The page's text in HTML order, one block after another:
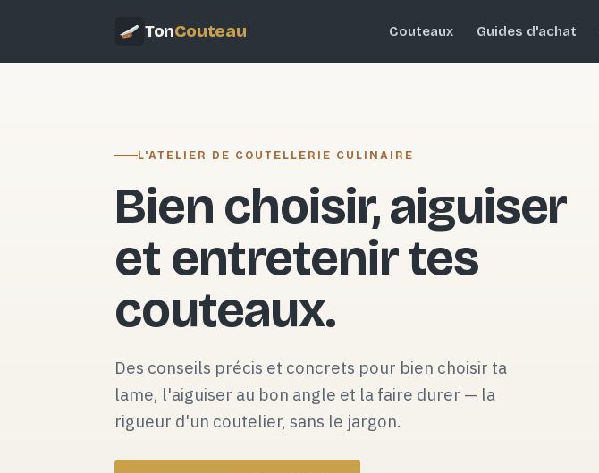
TonCouteau Couteaux Guides d'achat
L'ATELIER DE COUTELLERIE CULINAIRE
Bien choisir, aiguiser
et entretenir tes
couteaux.
Des conseils précis et concrets pour bien choisir ta
lame, l'aiguiser au bon angle et la faire durer — la
rigueur d'un coutelier, sans le jargon.